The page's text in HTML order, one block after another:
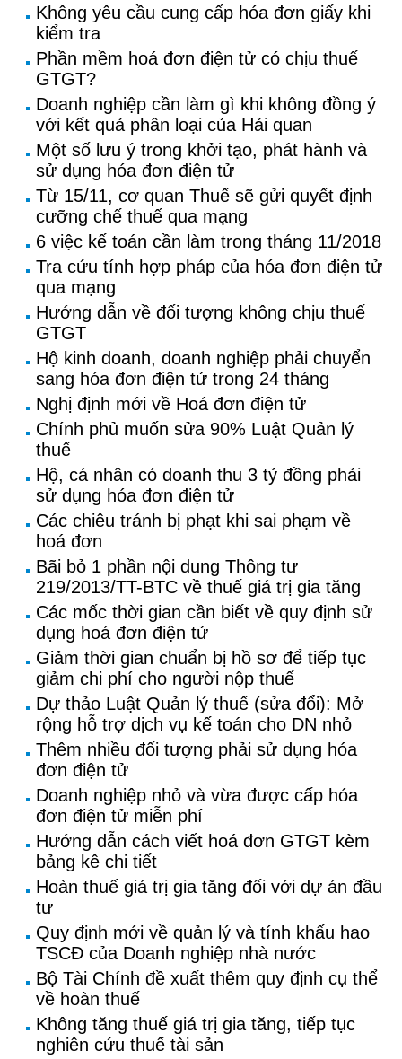
Không yêu cầu cung cấp hóa đơn giấy khi
kiểm tra
Phần mềm hoá đơn điện tử có chịu thuế
GTGT?
Doanh nghiệp cần làm gì khi không đồng ý
với kết quả phân loại của Hải quan
Một số lưu ý trong khởi tạo, phát hành và
sử dụng hóa đơn điện tử
Từ 15/11, cơ quan Thuế sẽ gửi quyết định
cưỡng chế thuế qua mạng
6 việc kế toán cần làm trong tháng 11/2018
Tra cứu tính hợp pháp của hóa đơn điện tử
qua mạng
Hướng dẫn về đối tượng không chịu thuế
GTGT
Hộ kinh doanh, doanh nghiệp phải chuyển
sang hóa đơn điện tử trong 24 tháng
Nghị định mới về Hoá đơn điện tử
Chính phủ muốn sửa 90% Luật Quản lý
thuế
Hộ, cá nhân có doanh thu 3 tỷ đồng phải
sử dụng hóa đơn điện tử
Các chiêu tránh bị phạt khi sai phạm về
hoá đơn
Bãi bỏ 1 phần nội dung Thông tư
219/2013/TT-BTC về thuế giá trị gia tăng
Các mốc thời gian cần biết về quy định sử
dụng hoá đơn điện tử
Giảm thời gian chuẩn bị hồ sơ để tiếp tục
giảm chi phí cho người nộp thuế
Dự thảo Luật Quản lý thuế (sửa đổi): Mở
rộng hỗ trợ dịch vụ kế toán cho DN nhỏ
Thêm nhiều đối tượng phải sử dụng hóa
đơn điện tử
Doanh nghiệp nhỏ và vừa được cấp hóa
đơn điện tử miễn phí
Hướng dẫn cách viết hoá đơn GTGT kèm
bảng kê chi tiết
Hoàn thuế giá trị gia tăng đối với dự án đầu
tư
Quy định mới về quản lý và tính khấu hao
TSCĐ của Doanh nghiệp nhà nước
Bộ Tài Chính đề xuất thêm quy định cụ thể
về hoàn thuế
Không tăng thuế giá trị gia tăng, tiếp tục
nghiên cứu thuế tài sản